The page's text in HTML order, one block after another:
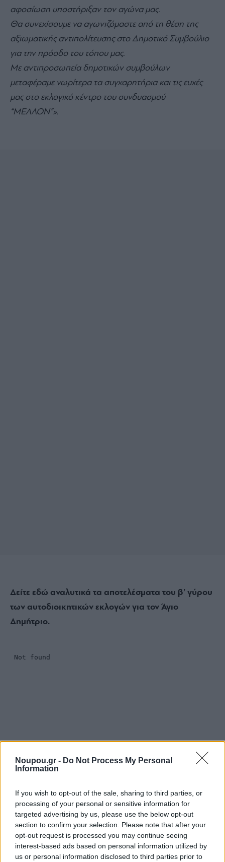
Noupou.gr - Do Not Process My Personal
Information
If you wish to opt-out of the sale, sharing to third parties, or
processing of your personal or sensitive information for
targeted advertising by us, please use the below opt-out
section to confirm your selection. Please note that after your
opt-out request is processed you may continue seeing
interest-based ads based on personal information utilized by
us or personal information disclosed to third parties prior to
αφοσίωση υποστήριξαν τον αγώνα μας.
Θα συνεχίσουμε να αγωνιζόμαστε από τη θέση της
αξιωματικής αντιπολίτευσης στο Δημοτικό Συμβούλιο
για την πρόοδο του τόπου μας.
Με αντιπροσωπεία δημοτικών συμβούλων
μεταφέραμε νωρίτερα τα συγχαρητήρια και τις ευχές
μας στο εκλογικό κέντρο του συνδυασμού
“ΜΕΛΛΟΝ”».
Δείτε εδώ αναλυτικά τα αποτελέσματα του β’ γύρου
των αυτοδιοικητικών εκλογών για τον Άγιο
Δημήτριο.